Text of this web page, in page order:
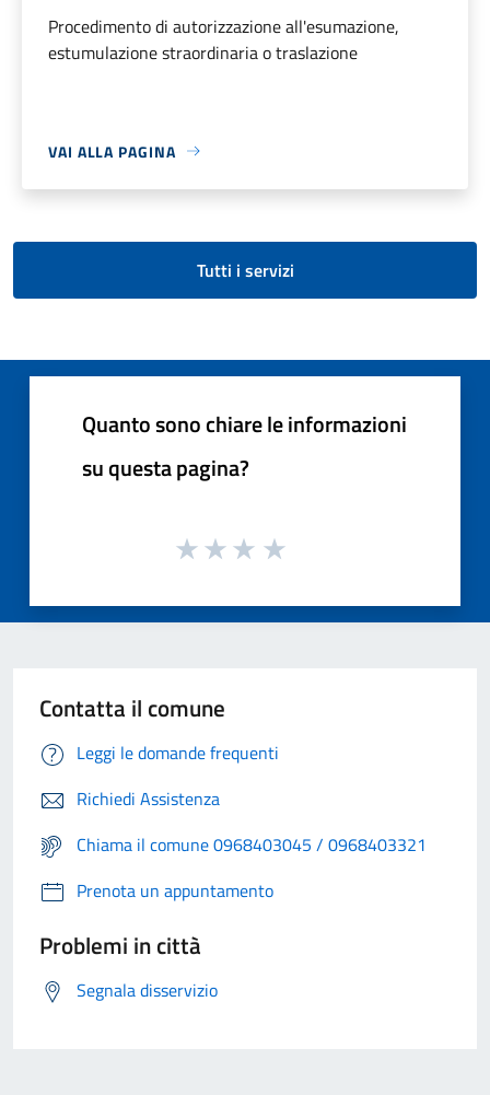
Procedimento di autorizzazione all'esumazione,
estumulazione straordinaria o traslazione
VAI ALLA PAGINA
Tutti i servizi
Quanto sono chiare le informazioni
su questa pagina?
Contatta il comune
Leggi le domande frequenti
Richiedi Assistenza
Chiama il comune 0968403045 / 0968403321
Prenota un appuntamento
Problemi in città
Segnala disservizio